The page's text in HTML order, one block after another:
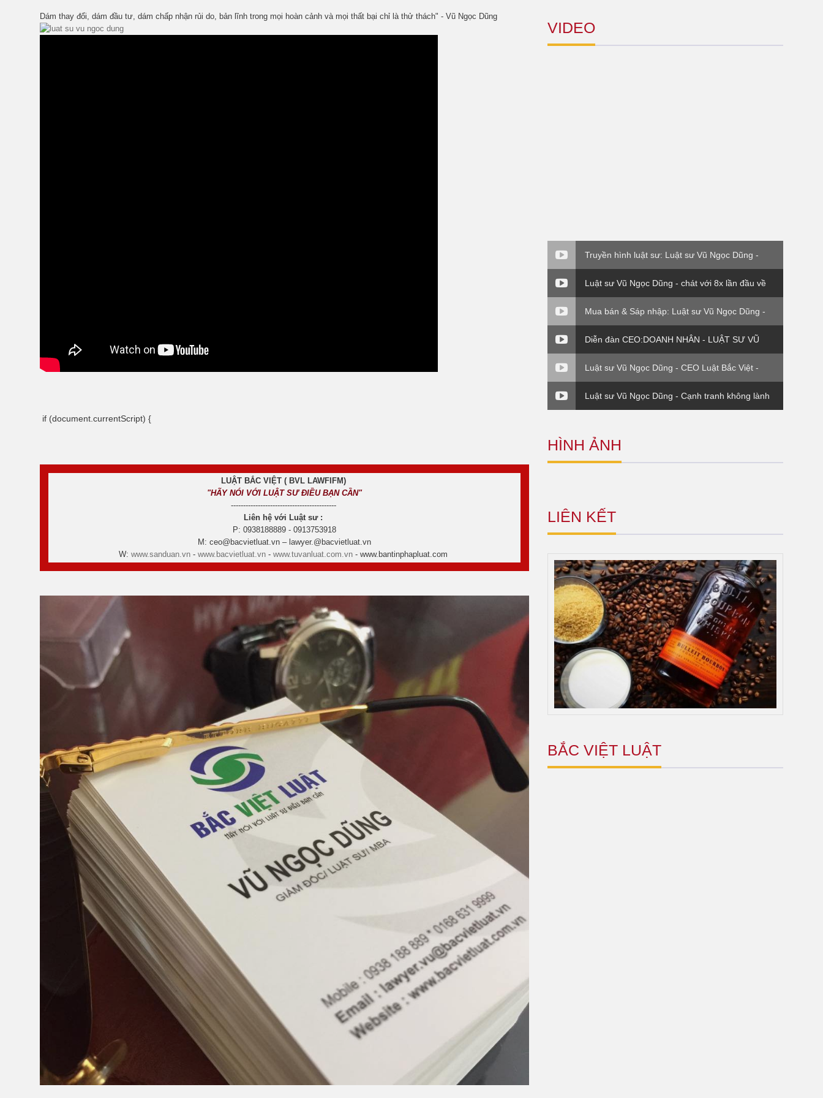
Dám thay đổi, dám đầu tư, dám chấp nhận rủi do, bản lĩnh trong mọi hoàn cảnh và mọi thất bại chỉ là thử thách" - Vũ Ngọc Dũng
if (document.currentScript) {
LUẬT BẮC VIỆT ( BVL LAWFIFM)
"HÃY NÓI VỚI LUẬT SƯ ĐIỀU BẠN CẦN"
-------------------------------------------
Liên hệ với Luật sư :
P: 0938188889 - 0913753918
M: ceo@bacvietluat.vn – lawyer.@bacvietluat.vn
W: www.sanduan.vn - www.bacvietluat.vn - www.tuvanluat.com.vn - www.bantinphapluat.com
VIDEO
Truyền hình luật sư: Luật sư Vũ Ngọc Dũng -
Thông tư 176 Bộ Tài Chính
Luật sư Vũ Ngọc Dũng - chát với 8x lần đầu về
công ty Bắc Việt Luật ( VTC0
Mua bán & Sáp nhập: Luật sư Vũ Ngọc Dũng -
M&A về vụ EVN( P3)
Diễn đàn CEO:DOANH NHÂN - LUẬT SƯ VŨ
NGỌC DŨNG - PHẦN VI
Luật sư Vũ Ngọc Dũng - CEO Luật Bắc Việt -
Đinh giá thương hiệu
Luật sư Vũ Ngọc Dũng - Cạnh tranh không lành
mạnh (Luật sư và Doanh nghiệp)
HÌNH ẢNH
LIÊN KẾT
BẮC VIỆT LUẬT